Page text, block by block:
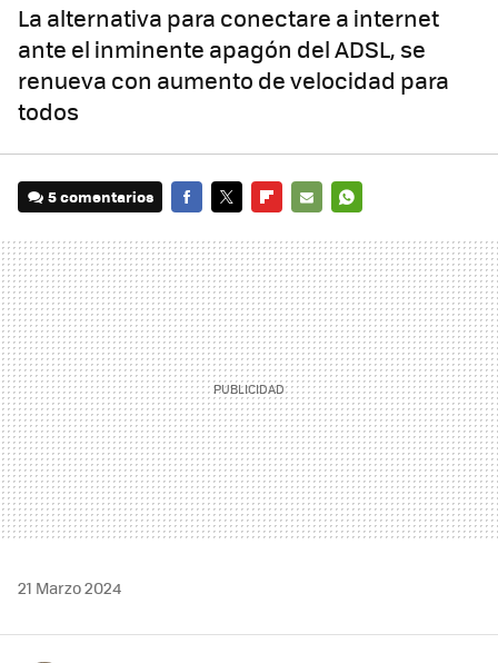
La alternativa para conectare a internet
ante el inminente apagón del ADSL, se
renueva con aumento de velocidad para
todos
5 comentarios
MAIL
21 Marzo 2024